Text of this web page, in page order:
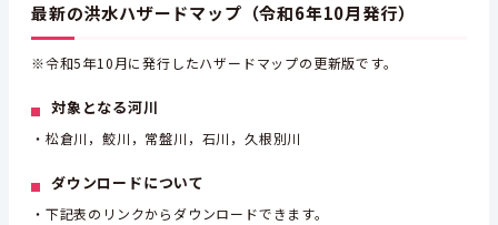
最新の洪水ハザードマップ（令和6年10月発行）
※令和5年10月に発行したハザードマップの更新版です。
対象となる河川
・松倉川，鮫川，常盤川，石川，久根別川
ダウンロードについて
・下記表のリンクからダウンロードできます。